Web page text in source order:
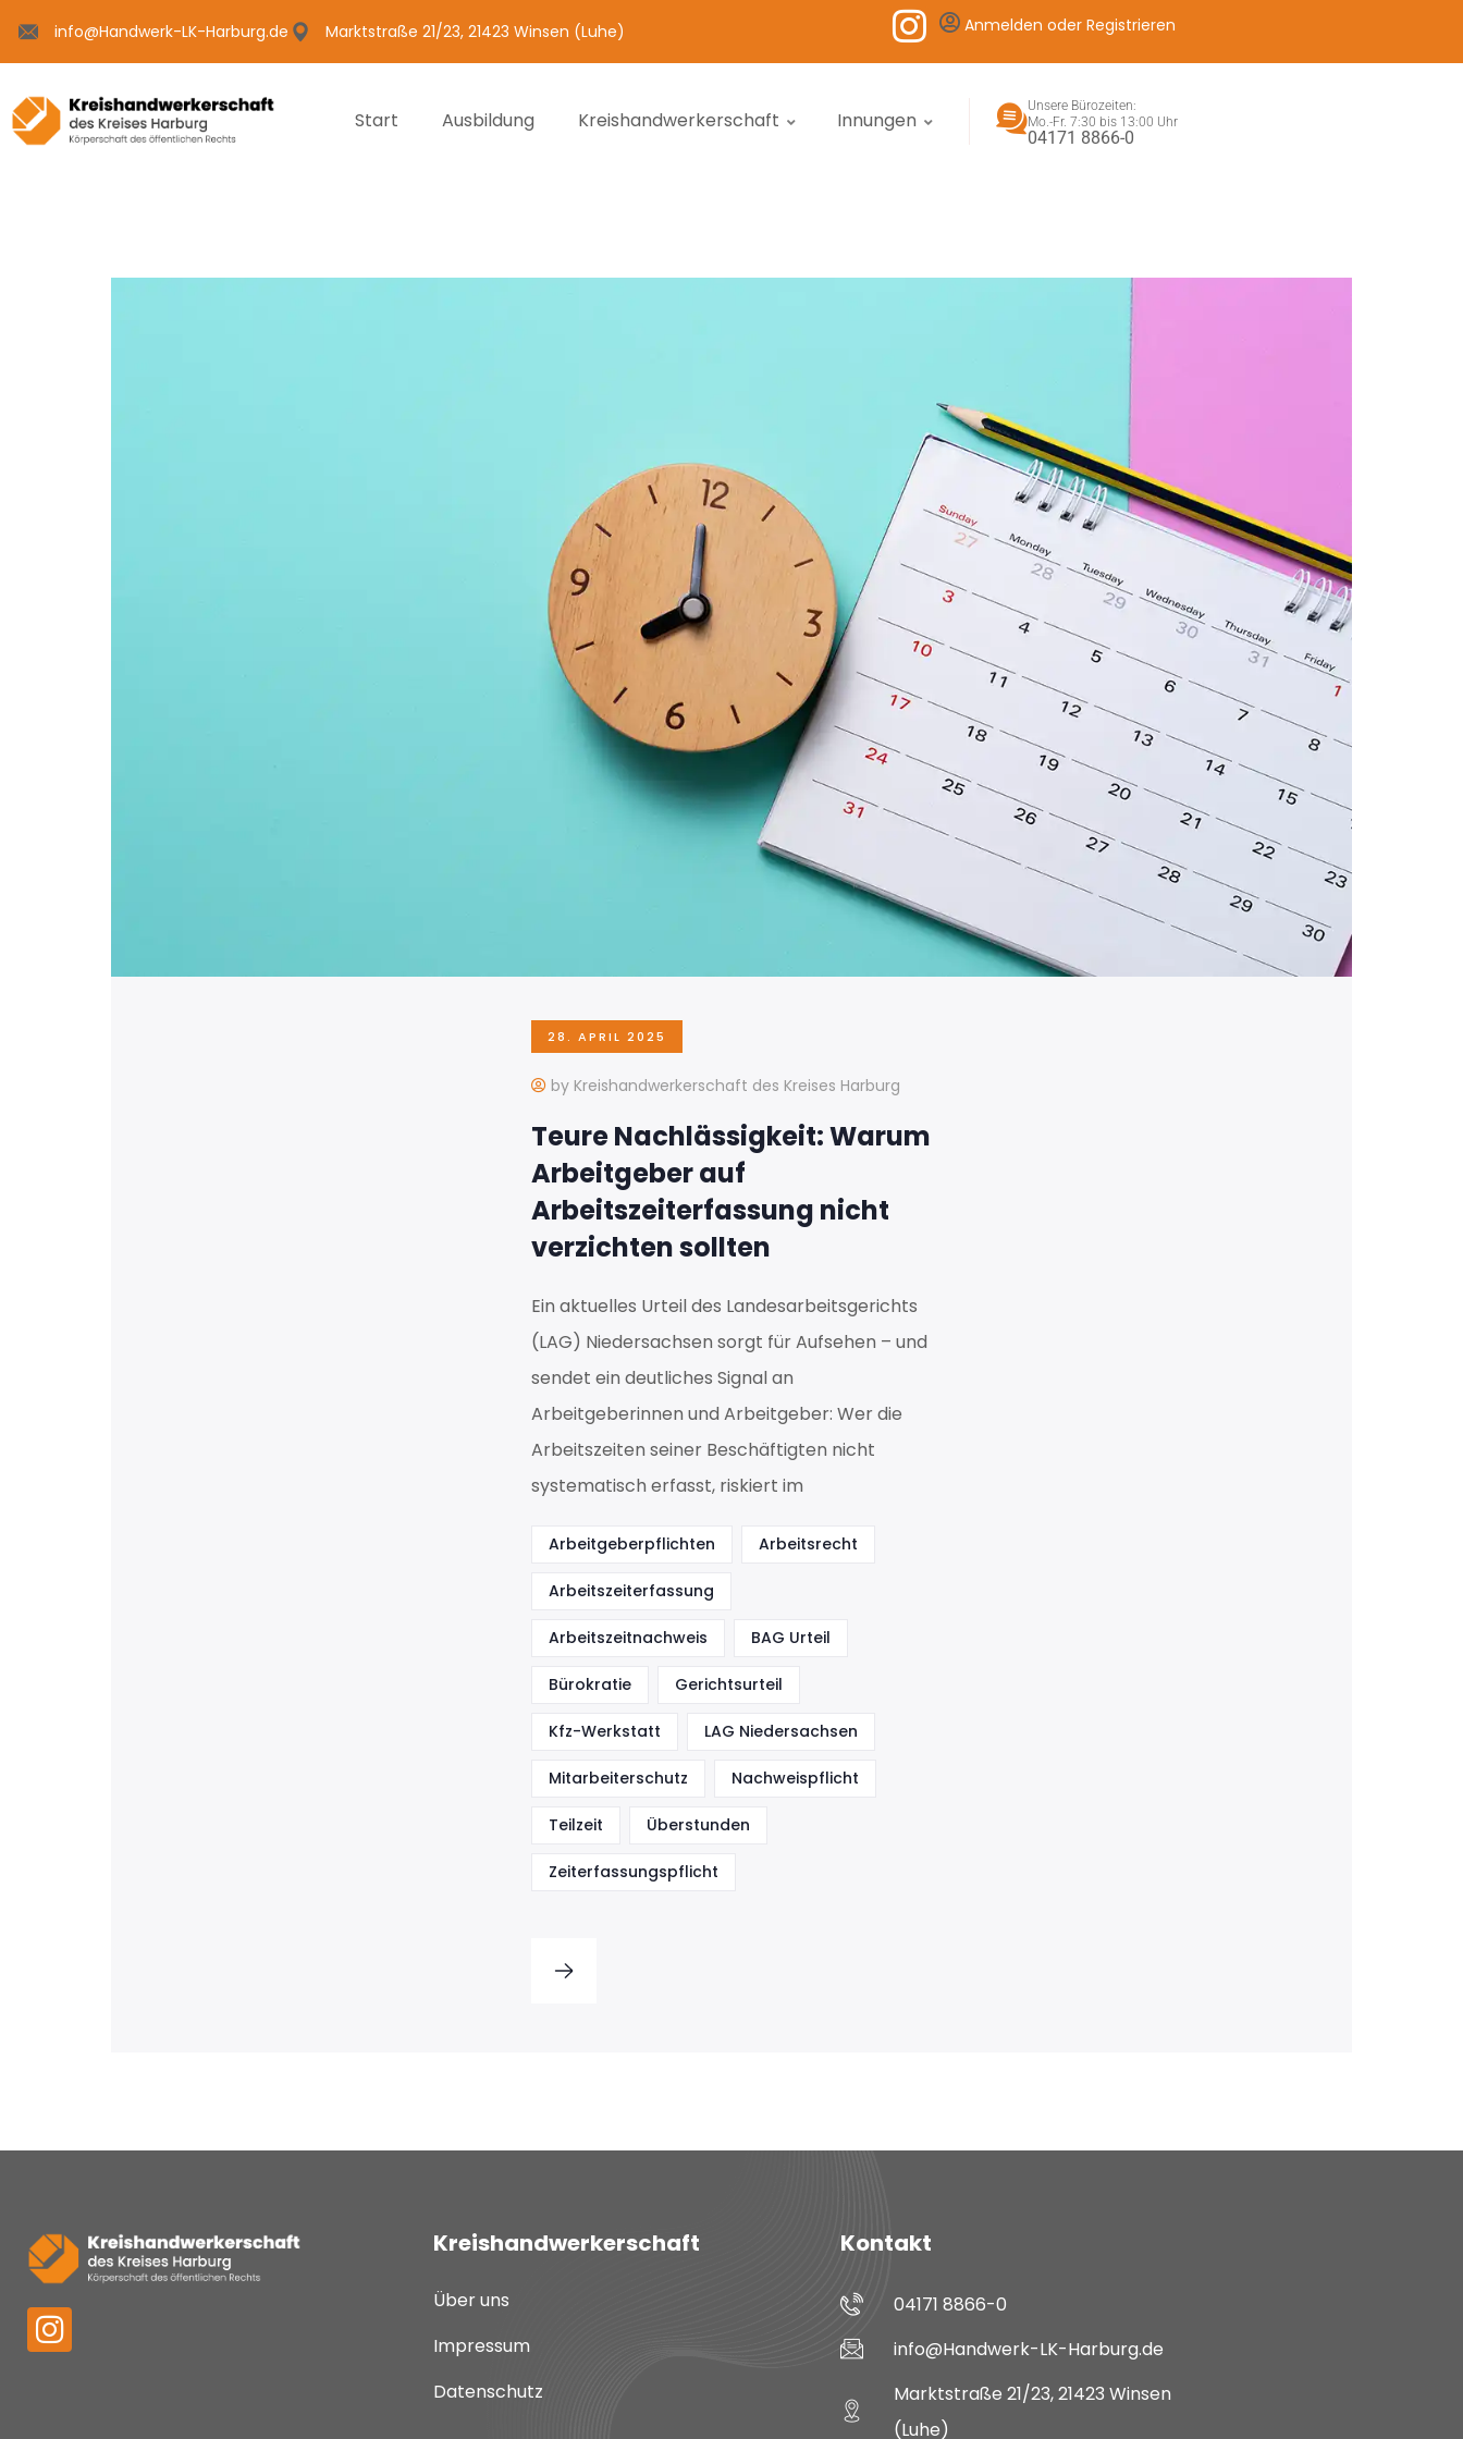
info@Handwerk-LK-Harburg.de Marktstraße 21/23, 21423 Winsen (Luhe) Anmelden oder Registrieren
Start Ausbildung Kreishandwerkerschaft Innungen
Unsere Bürozeiten:
Mo.-Fr. 7:30 bis 13:00 Uhr
04171 8866-0
28. APRIL 2025
by Kreishandwerkerschaft des Kreises Harburg
Teure Nachlässigkeit: Warum
Arbeitgeber auf
Arbeitszeiterfassung nicht
verzichten sollten
Ein aktuelles Urteil des Landesarbeitsgerichts
(LAG) Niedersachsen sorgt für Aufsehen – und
sendet ein deutliches Signal an
Arbeitgeberinnen und Arbeitgeber: Wer die
Arbeitszeiten seiner Beschäftigten nicht
systematisch erfasst, riskiert im
Arbeitgeberpflichten Arbeitsrecht
Arbeitszeiterfassung
Arbeitszeitnachweis BAG Urteil
Bürokratie Gerichtsurteil
Kfz-Werkstatt LAG Niedersachsen
Mitarbeiterschutz Nachweispflicht
Teilzeit Überstunden
Zeiterfassungspflicht
Kreishandwerkerschaft
Über uns
Impressum
Datenschutz
Kontakt
04171 8866-0
info@Handwerk-LK-Harburg.de
Marktstraße 21/23, 21423 Winsen
(Luhe)